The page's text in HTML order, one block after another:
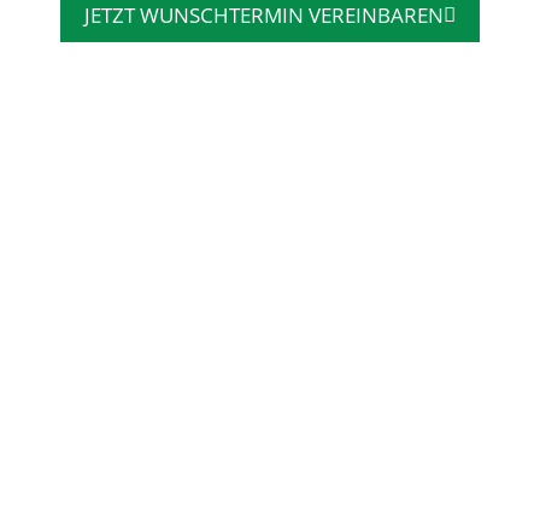
JETZT WUNSCHTERMIN VEREINBAREN